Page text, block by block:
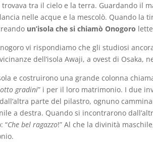
trovava tra il cielo e la terra. Guardando il
nelle acque e la mescolò. Quando la
un’isola che si chiamò Onogoro
vi rispondiamo che gli studiosi
dell’isola Awaji, a ovest di Osaka,
e costruirono una grande colonna
gradini” i per il loro matrimonio. I due
parte del pilastro, ognuno
a destra. Quando si incontrarono
“Che bel ragazzo!” Al che la divinità